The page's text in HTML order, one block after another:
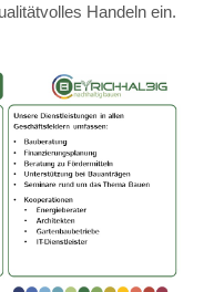
Handeln ein.